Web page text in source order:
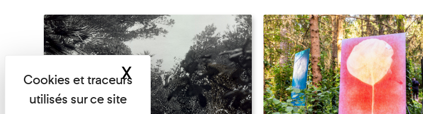
XMasquer le bandeau des cookies